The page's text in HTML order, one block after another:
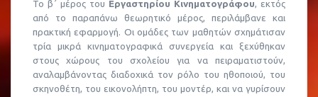
Το β΄ μέρος του Εργαστηρίου Κινηματογράφου, εκτός
από το παραπάνω θεωρητικό μέρος, περιλάμβανε και
πρακτική εφαρμογή. Οι ομάδες των μαθητών σχημάτισαν
τρία μικρά κινηματογραφικά συνεργεία και ξεχύθηκαν
στους χώρους του σχολείου για να πειραματιστούν,
αναλαμβάνοντας διαδοχικά τον ρόλο του ηθοποιού, του
σκηνοθέτη, του εικονολήπτη, του μοντέρ, και να γυρίσουν